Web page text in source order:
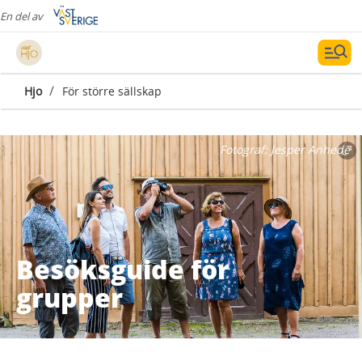
En del av
Hjo / För större sällskap
Besöksguide för
grupper
Fotograf: Jesper Anhede